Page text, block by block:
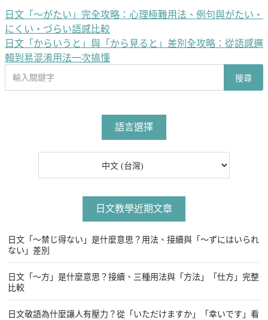
文
章
導
覽
日文「〜がたい」完全攻略：心理極難用法、例句與がたい・
にくい・づらい語感比較
日文「からいうと」與「から見ると」差別全攻略：從語感邏
輯到易混淆用法一次搞懂
搜尋
語言選擇
日文教學近期文章
日文「〜禁じ得ない」是什麼意思？用法、接續與「〜ずにはいられ
ない」差別
日文「〜方」是什麼意思？接續、三種用法與「方法」「仕方」完整
比較
日文敬語為什麼讓人有壓力？從「いただけますか」「幸いです」看